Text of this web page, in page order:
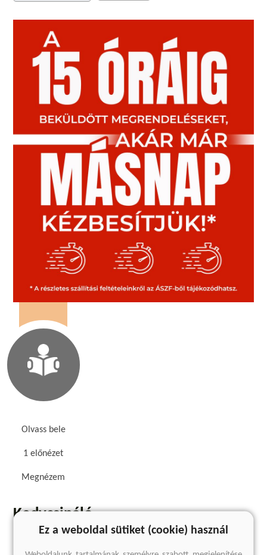
Olvass bele
1 előnézet
Megnézem
Kedvcsináló
Ez a weboldal sütiket (cookie) használ